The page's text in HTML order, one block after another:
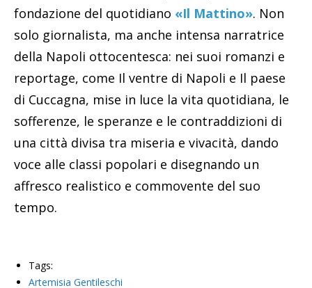
fondazione del quotidiano «Il Mattino». Non
solo giornalista, ma anche intensa narratrice
della Napoli ottocentesca: nei suoi romanzi e
reportage, come Il ventre di Napoli e Il paese
di Cuccagna, mise in luce la vita quotidiana, le
sofferenze, le speranze e le contraddizioni di
una città divisa tra miseria e vivacità, dando
voce alle classi popolari e disegnando un
affresco realistico e commovente del suo
tempo.
Tags:
Artemisia Gentileschi